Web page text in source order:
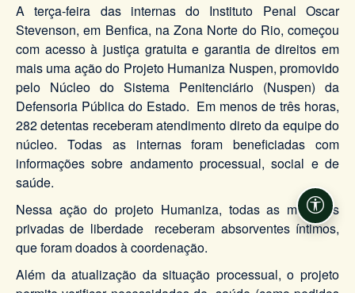
A terça-feira das internas do Instituto Penal Oscar
Stevenson, em Benfica, na Zona Norte do Rio, começou
com acesso à justiça gratuita e garantia de direitos em
mais uma ação do Projeto Humaniza Nuspen, promovido
pelo Núcleo do Sistema Penitenciário (Nuspen) da
Defensoria Pública do Estado. Em menos de três horas,
282 detentas receberam atendimento direto da equipe do
núcleo. Todas as internas foram beneficiadas com
informações sobre andamento processual, social e de
saúde.
Nessa ação do projeto Humaniza, todas as mulheres
privadas de liberdade receberam absorventes íntimos,
que foram doados à coordenação.
Além da atualização da situação processual, o projeto